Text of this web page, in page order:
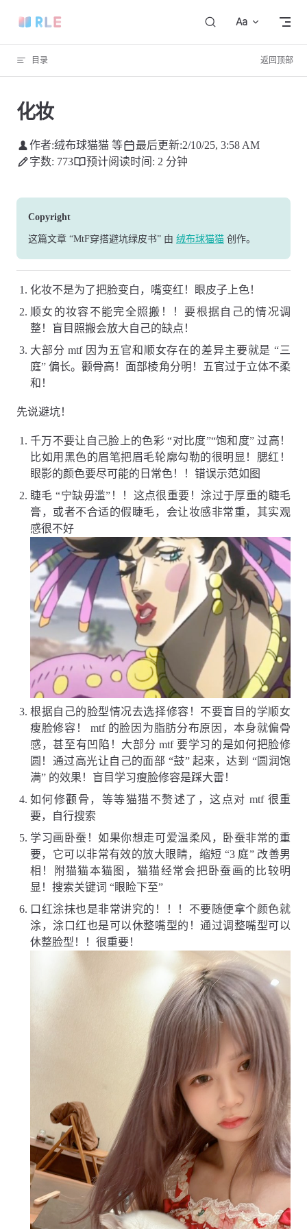
Skip to content
目录 返回顶部
化妆
作者:绒布球猫猫 等 最后更新:2/10/25, 3:58 AM
字数: 773
预计阅读时间: 2 分钟
Copyright
这篇文章 “MtF穿搭避坑绿皮书” 由 绒布球猫猫 创作。
化妆不是为了把脸变白，嘴变红！眼皮子上色！
顺女的妆容不能完全照搬！！要根据自己的情况调
整！盲目照搬会放大自己的缺点！
大部分 mtf 因为五官和顺女存在的差异主要就是 “三
庭” 偏长。颧骨高！面部棱角分明！五官过于立体不柔
和！
先说避坑！
千万不要让自己脸上的色彩 “对比度”“饱和度” 过高！
比如用黑色的眉笔把眉毛轮廓勾勒的很明显！腮红！
眼影的颜色要尽可能的日常色！！错误示范如图
睫毛 “宁缺毋滥”！！这点很重要！涂过于厚重的睫毛
膏，或者不合适的假睫毛，会让妆感非常重，其实观
感很不好
根据自己的脸型情况去选择修容！不要盲目的学顺女
瘦脸修容！ mtf 的脸因为脂肪分布原因，本身就偏骨
感，甚至有凹陷！大部分 mtf 要学习的是如何把脸修
圆！通过高光让自己的面部 “鼓” 起来，达到 “圆润饱
满” 的效果！盲目学习瘦脸修容是踩大雷！
如何修颧骨，等等猫猫不赘述了，这点对 mtf 很重
要，自行搜索
学习画卧蚕！如果你想走可爱温柔风，卧蚕非常的重
要，它可以非常有效的放大眼睛，缩短 “3 庭” 改善男
相！附猫猫本猫图，猫猫经常会把卧蚕画的比较明
显！搜索关键词 “眼睑下至”
口红涂抹也是非常讲究的！！！不要随便拿个颜色就
涂，涂口红也是可以休整嘴型的！通过调整嘴型可以
休整脸型！！很重要！